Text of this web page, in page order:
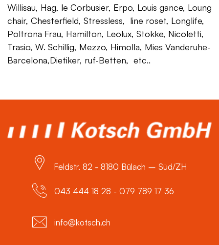
Willisau, Hag, le Corbusier, Erpo, Louis gance, Loung
chair, Chesterfield, Stressless, line roset, Longlife,
Poltrona Frau, Hamilton, Leolux, Stokke, Nicoletti,
Trasio, W. Schillig, Mezzo, Himolla, Mies Vanderuhe-
Barcelona,Dietiker, ruf-Betten, etc..
Feldstr. 82 - 8180 Bülach – Süd/ZH
043 444 18 28 - 079 789 17 36
info@kotsch.ch